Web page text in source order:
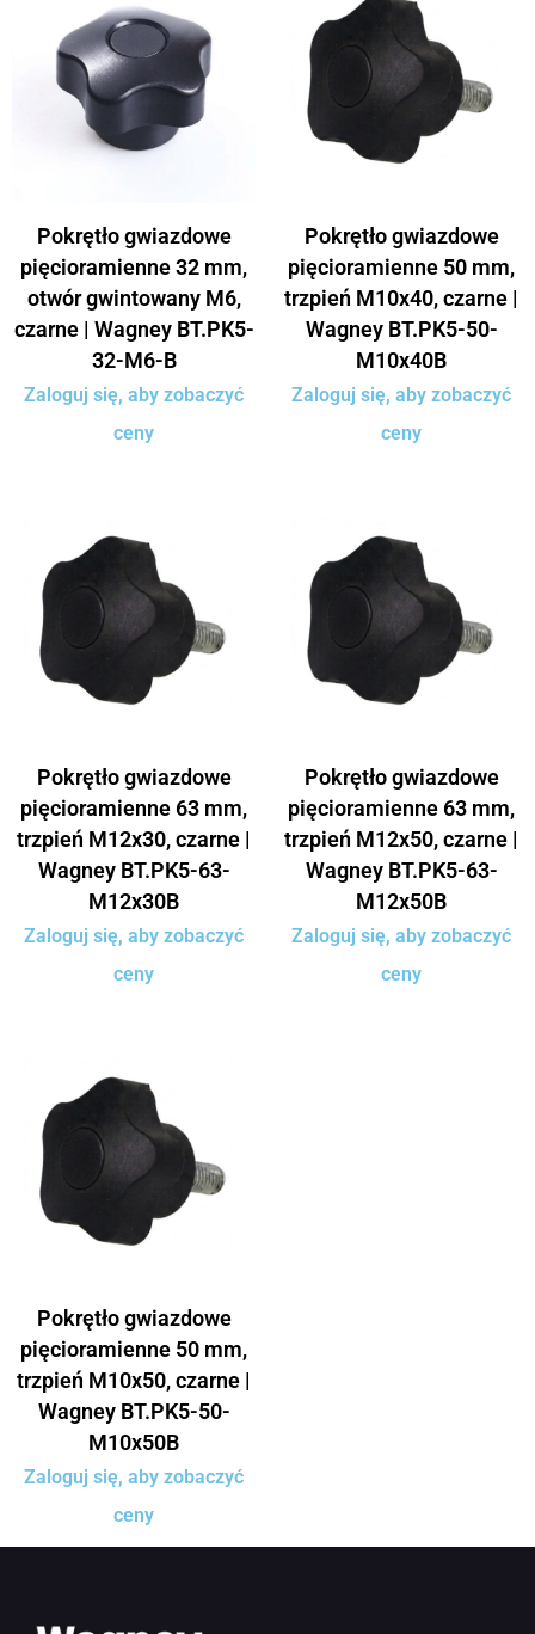
Pokrętło gwiazdowe
pięcioramienne 32 mm,
otwór gwintowany M6,
czarne | Wagney BT.PK5-
32-M6-B
Zaloguj się, aby zobaczyć
ceny
Pokrętło gwiazdowe
pięcioramienne 50 mm,
trzpień M10x40, czarne |
Wagney BT.PK5-50-
M10x40B
Zaloguj się, aby zobaczyć
ceny
Pokrętło gwiazdowe
pięcioramienne 63 mm,
trzpień M12x30, czarne |
Wagney BT.PK5-63-
M12x30B
Zaloguj się, aby zobaczyć
ceny
Pokrętło gwiazdowe
pięcioramienne 63 mm,
trzpień M12x50, czarne |
Wagney BT.PK5-63-
M12x50B
Zaloguj się, aby zobaczyć
ceny
Pokrętło gwiazdowe
pięcioramienne 50 mm,
trzpień M10x50, czarne |
Wagney BT.PK5-50-
M10x50B
Zaloguj się, aby zobaczyć
ceny